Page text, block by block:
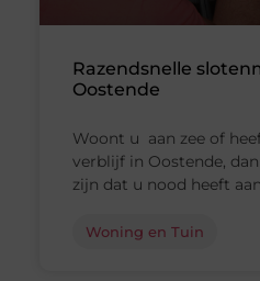
Razendsnelle
Oostende
Woont u aan zee of
verblijf in Oostende,
zijn dat u nood heeft
Woning en Tuin